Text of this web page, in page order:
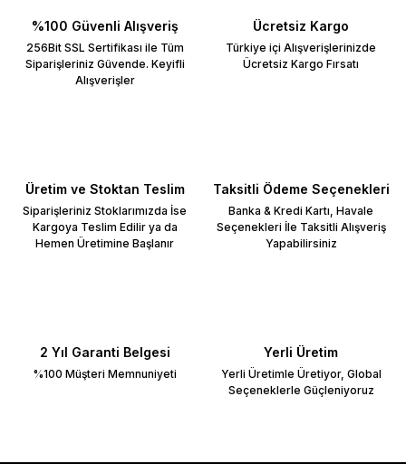
%100 Güvenli Alışveriş
256Bit SSL Sertifikası ile Tüm
Siparişleriniz Güvende. Keyifli
Alışverişler
Ücretsiz Kargo
Türkiye içi Alışverişlerinizde
Ücretsiz Kargo Fırsatı
Üretim ve Stoktan Teslim
Siparişleriniz Stoklarımızda İse
Kargoya Teslim Edilir ya da
Hemen Üretimine Başlanır
Taksitli Ödeme Seçenekleri
Banka & Kredi Kartı, Havale
Seçenekleri İle Taksitli Alışveriş
Yapabilirsiniz
2 Yıl Garanti Belgesi
%100 Müşteri Memnuniyeti
Yerli Üretim
Yerli Üretimle Üretiyor, Global
Seçeneklerle Güçleniyoruz